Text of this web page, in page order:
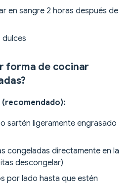
en sangre 2 horas después de
dulces
forma de cocinar
sartén ligeramente engrasado
congeladas directamente en la
descongelar)
por lado hasta que estén